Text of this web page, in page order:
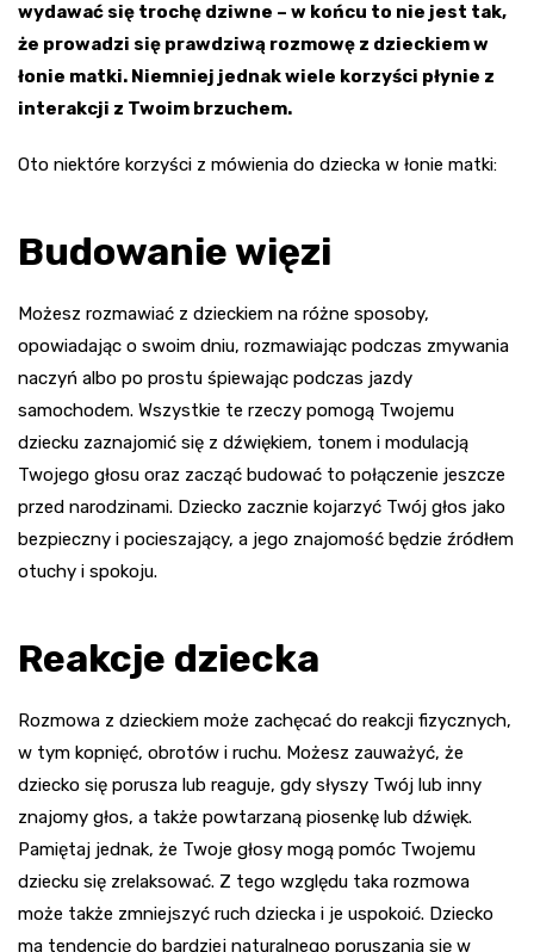
wydawać się trochę dziwne – w końcu to nie jest tak,
że prowadzi się prawdziwą rozmowę z dzieckiem w
łonie matki. Niemniej jednak wiele korzyści płynie z
interakcji z Twoim brzuchem.
Oto niektóre korzyści z mówienia do dziecka w łonie matki:
Budowanie więzi
Możesz rozmawiać z dzieckiem na różne sposoby,
opowiadając o swoim dniu, rozmawiając podczas zmywania
naczyń albo po prostu śpiewając podczas jazdy
samochodem. Wszystkie te rzeczy pomogą Twojemu
dziecku zaznajomić się z dźwiękiem, tonem i modulacją
Twojego głosu oraz zacząć budować to połączenie jeszcze
przed narodzinami. Dziecko zacznie kojarzyć Twój głos jako
bezpieczny i pocieszający, a jego znajomość będzie źródłem
otuchy i spokoju.
Reakcje dziecka
Rozmowa z dzieckiem może zachęcać do reakcji fizycznych,
w tym kopnięć, obrotów i ruchu. Możesz zauważyć, że
dziecko się porusza lub reaguje, gdy słyszy Twój lub inny
znajomy głos, a także powtarzaną piosenkę lub dźwięk.
Pamiętaj jednak, że Twoje głosy mogą pomóc Twojemu
dziecku się zrelaksować. Z tego względu taka rozmowa
może także zmniejszyć ruch dziecka i je uspokoić. Dziecko
ma tendencję do bardziej naturalnego poruszania się w